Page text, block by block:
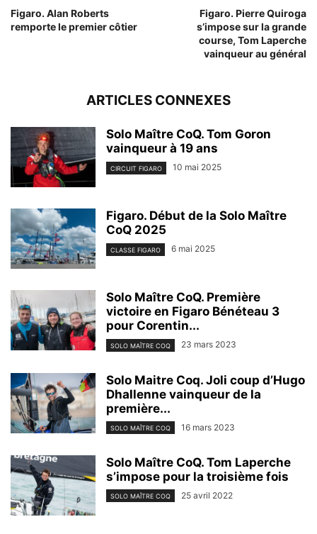
Figaro. Alan Roberts
remporte le premier côtier
Figaro. Pierre Quiroga
s’impose sur la grande
course, Tom Laperche
vainqueur au général
ARTICLES CONNEXES
Solo Maître CoQ. Tom Goron
vainqueur à 19 ans
CIRCUIT FIGARO 10 mai 2025
Figaro. Début de la Solo Maître
CoQ 2025
CLASSE FIGARO 6 mai 2025
Solo Maître CoQ. Première
victoire en Figaro Bénéteau 3
pour Corentin...
SOLO MAÎTRE COQ 23 mars 2023
Solo Maitre Coq. Joli coup d’Hugo
Dhallenne vainqueur de la
première...
SOLO MAÎTRE COQ 16 mars 2023
Solo Maître CoQ. Tom Laperche
s’impose pour la troisième fois
SOLO MAÎTRE COQ 25 avril 2022